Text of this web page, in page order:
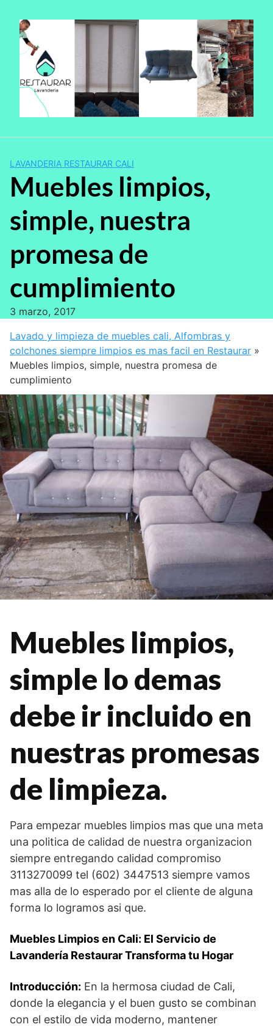
contenido
LAVANDERIA RESTAURAR CALI
Muebles limpios,
simple, nuestra
promesa de
cumplimiento
3 marzo, 2017
Lavado y limpieza de muebles cali, Alfombras y
colchones siempre limpios es mas facil en Restaurar »
Muebles limpios, simple, nuestra promesa de
cumplimiento
Muebles limpios,
simple lo demas
debe ir incluido en
nuestras promesas
de limpieza.
Para empezar muebles limpios mas que una meta
una politica de calidad de nuestra organizacion
siempre entregando calidad compromiso
3113270099 tel (602) 3447513 siempre vamos
mas alla de lo esperado por el cliente de alguna
forma lo logramos asi que.
Muebles Limpios en Cali: El Servicio de
Lavandería Restaurar Transforma tu Hogar
Introducción: En la hermosa ciudad de Cali,
donde la elegancia y el buen gusto se combinan
con el estilo de vida moderno, mantener